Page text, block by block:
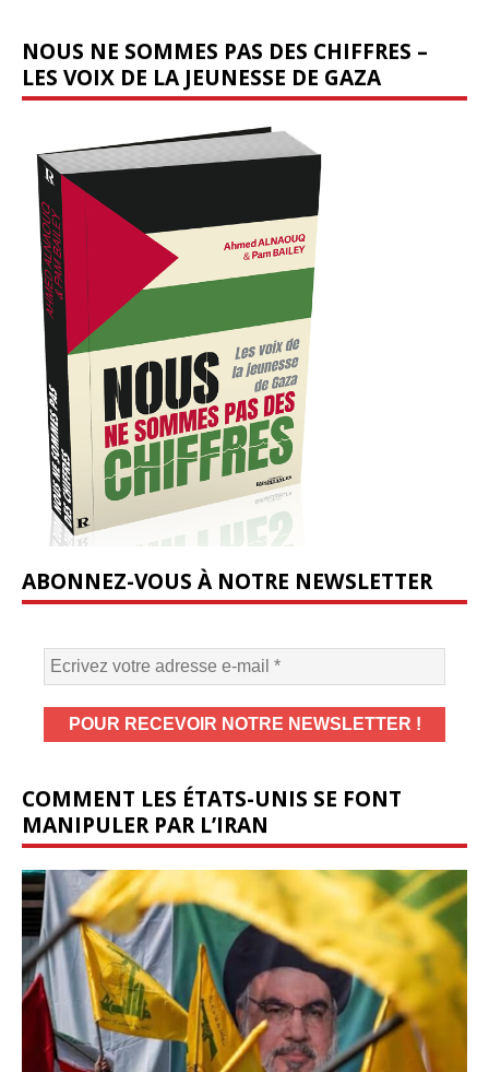
NOUS NE SOMMES PAS DES CHIFFRES –
LES VOIX DE LA JEUNESSE DE GAZA
ABONNEZ-VOUS À NOTRE NEWSLETTER
COMMENT LES ÉTATS-UNIS SE FONT
MANIPULER PAR L’IRAN